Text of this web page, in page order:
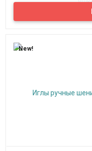
Ушко иглы имеет
эллиптическую форму,
Заостренный кончик
New!